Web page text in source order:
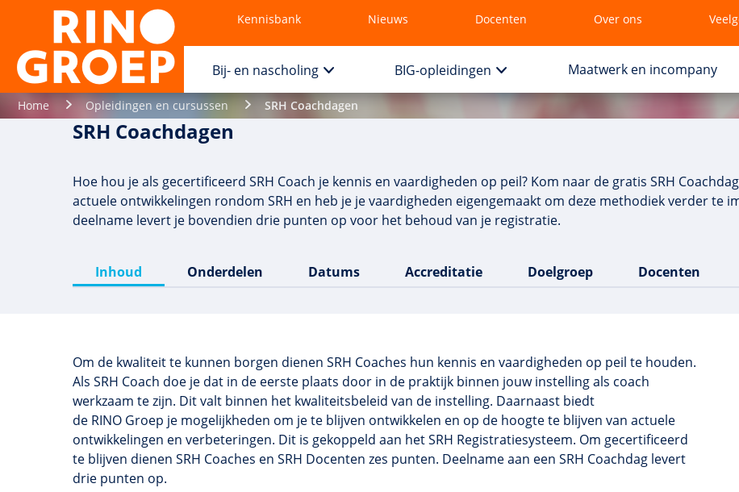
Kennisbank Nieuws Docenten Over ons
Bij- en nascholing BIG-opleidingen Maatwerk en incompany
Home Opleidingen en cursussen SRH Coachdagen
SRH Coachdagen
Hoe hou je als gecertificeerd SRH Coach je kennis en vaardigheden op peil? Kom naar de gratis SRH
actuele ontwikkelingen rondom SRH en heb je je vaardigheden eigengemaakt om deze methodiek verder te
deelname levert je bovendien drie punten op voor het behoud van je registratie.
Inhoud Onderdelen Datums Accreditatie Doelgroep Docenten
Om de kwaliteit te kunnen borgen dienen SRH Coaches hun kennis en vaardigheden op peil te houden.
Als SRH Coach doe je dat in de eerste plaats door in de praktijk binnen jouw instelling als coach
werkzaam te zijn. Dit valt binnen het kwaliteitsbeleid van de instelling. Daarnaast biedt
de RINO Groep je mogelijkheden om je te blijven ontwikkelen en op de hoogte te blijven van actuele
ontwikkelingen en verbeteringen. Dit is gekoppeld aan het SRH Registratiesysteem. Om gecertificeerd
te blijven dienen SRH Coaches en SRH Docenten zes punten. Deelname aan een SRH Coachdag levert
drie punten op.